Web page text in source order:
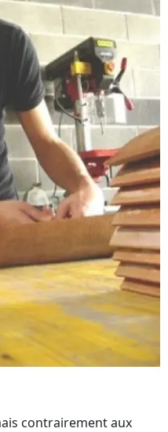
contrairement aux